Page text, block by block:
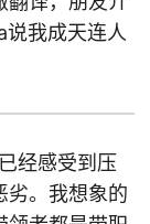
我成天连人
经感受到压
劣。我想象的